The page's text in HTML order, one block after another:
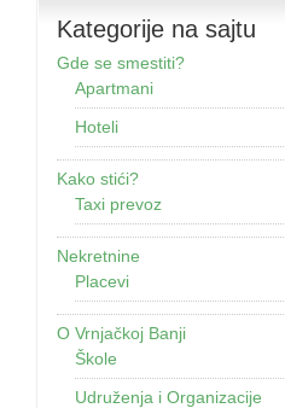
Kategorije na sajtu
Gde se smestiti?
Apartmani
Hoteli
Kako stići?
Taxi prevoz
Nekretnine
Placevi
O Vrnjačkoj Banji
Škole
Udruženja i Organizacije